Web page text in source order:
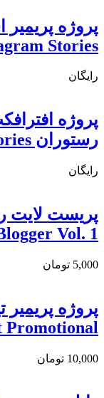
Stories
رایگان
پروژه
رستوران Restaurant Instagram Stories
رایگان
Vol. 1
5,000 تومان
Promotional
10,000 تومان